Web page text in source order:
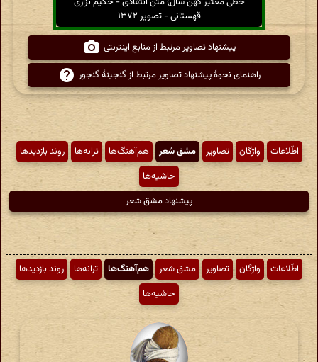
قهستانی - تصویر ۱۳۷۲
پیشنهاد تصاویر مرتبط از منابع اینترنتی
راهنمای نحوهٔ پیشنهاد تصاویر مرتبط از گنجینهٔ گنجور
اطّلاعات واژگان تصاویر مشق شعر هم‌آهنگ‌ها ترانه‌ها
روند بازدیدها
حاشیه‌ها
پیشنهاد مشق شعر
اطّلاعات واژگان تصاویر مشق شعر هم‌آهنگ‌ها ترانه‌ها
روند بازدیدها
حاشیه‌ها